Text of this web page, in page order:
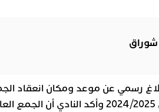
رسمي عن موعد ومكان انعقاد
وغير العادي للموسم الرياضي 2024/2025 وأكد